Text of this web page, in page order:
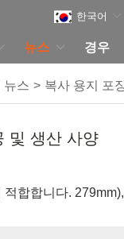
뉴스 경우
한국어
뉴스 > 복사 용지 포
및 생산 사양
합합니다.